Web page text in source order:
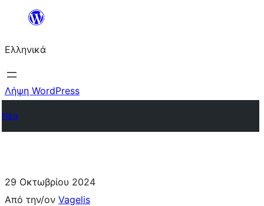
Ελληνικά
Λήψη WordPress
Νέα
29 Οκτωβρίου 2024
Από την/ον Vagelis